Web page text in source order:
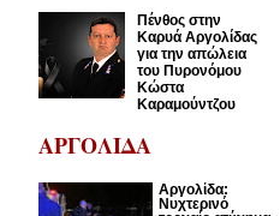
Πένθος στην
Καρυά Αργολίδας
για την απώλεια
του Πυρονόμου
Κώστα
Καραμούντζου
ΑΡΓΟΛΙΔΑ
Αργολίδα:
Νυχτερινό